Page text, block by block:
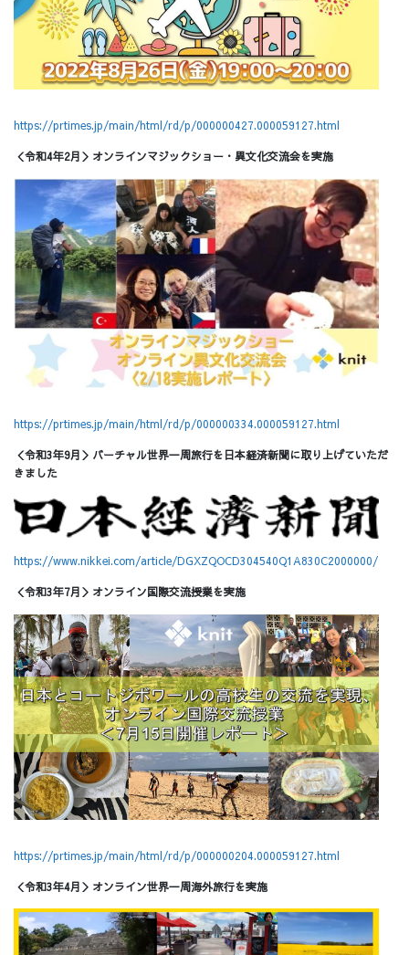
https://prtimes.jp/main/html/rd/p/000000427.000059127.html
＜令和4年2月＞オンラインマジックショー・異文化交流会を実施
https://prtimes.jp/main/html/rd/p/000000334.000059127.html
＜令和3年9月＞バーチャル世界一周旅行を日本経済新聞に取り上げていただ
きました
https://www.nikkei.com/article/DGXZQOCD304540Q1A830C2000000/
＜令和3年7月＞オンライン国際交流授業を実施
https://prtimes.jp/main/html/rd/p/000000204.000059127.html
＜令和3年4月＞オンライン世界一周海外旅行を実施